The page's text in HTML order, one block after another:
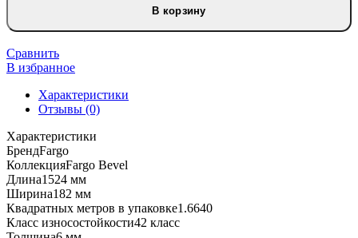
ламинат
Fargo
Bevel
739-
05
Нормандия
В корзину
Сравнить
В избранное
Характеристики
Отзывы (0)
Характеристики
БрендFargo
КоллекцияFargo Bevel
Длина1524 мм
Ширина182 мм
Квадратных метров в упаковке1.6640
Класс износостойкости42 класс